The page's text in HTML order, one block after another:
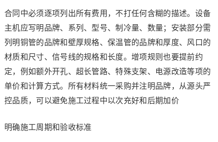
合同中必须逐项列出所有费用，不打任何含糊的描述。设备
主机应写明品牌、系列、型号、制冷量、数量；安装部分需
列明铜管的品牌和壁厚规格、保温管的品牌和厚度、风口的
材质和尺寸、信号线的规格和长度。增项规则也要提前约
定，例如额外开孔、超长管路、特殊支架、电源改造等项的
单价和计算方式。所有材料统一采购并注明品牌，从源头严
控品质，可以避免施工过程中以次充好和后期加价
明确施工周期和验收标准